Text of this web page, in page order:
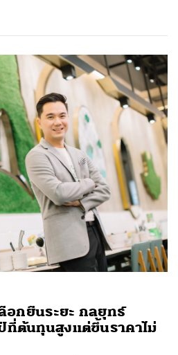
อกยืนระยะ กลยุทธ์
ที่ต้นทุนสูงแต่ขึ้นราคาไม่